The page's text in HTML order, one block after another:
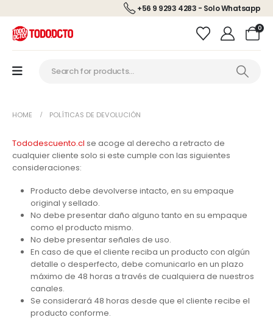
+56 9 9293 4283 - Solo Whatsapp
0
HOME POLÍTICAS DE DEVOLUCIÓN
Tododescuento.cl se acoge al derecho a retracto de
cualquier cliente solo si este cumple con las siguientes
consideraciones:
Producto debe devolverse intacto, en su empaque
original y sellado.
No debe presentar daño alguno tanto en su empaque
como el producto mismo.
No debe presentar señales de uso.
En caso de que el cliente reciba un producto con algún
detalle o desperfecto, debe comunicarlo en un plazo
máximo de 48 horas a través de cualquiera de nuestros
canales.
Se considerará 48 horas desde que el cliente recibe el
producto conforme.